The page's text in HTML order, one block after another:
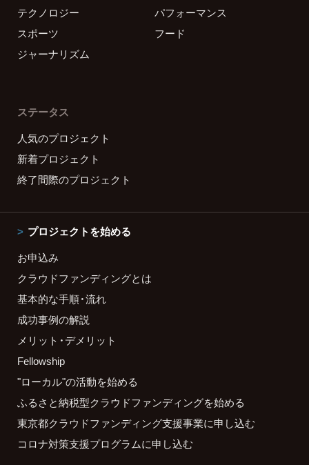
テクノロジー
パフォーマンス
スポーツ
フード
ジャーナリズム
ステータス
人気のプロジェクト
新着プロジェクト
終了間際のプロジェクト
プロジェクトを始める
お申込み
クラウドファンディングとは
基本的な手順・流れ
成功事例の解説
メリット・デメリット
Fellowship
"ローカル"の活動を始める
ふるさと納税型クラウドファンディングを始める
東京都クラウドファンディング支援事業に申し込む
コロナ対策支援プログラムに申し込む